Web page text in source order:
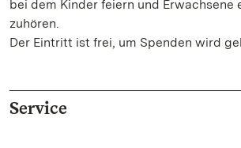
bei dem Kinder feiern und Erwachsene
zuhören.
Der Eintritt ist frei, um Spenden wird
Service